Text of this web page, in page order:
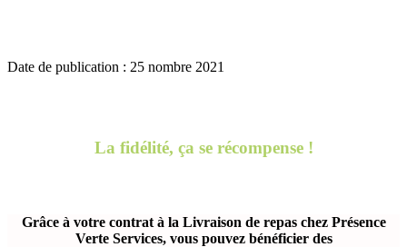
Date de publication : 25 nombre 2021
La fidélité, ça se récompense !
Grâce à votre contrat à la Livraison de repas chez Présence
Verte Services, vous pouvez bénéficier des